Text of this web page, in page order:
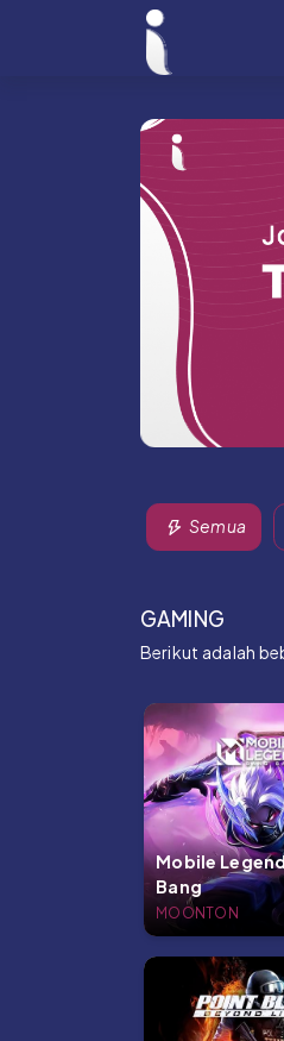
Semua
GAMING
Berikut adalah
Mobile
Bang
MOONTON